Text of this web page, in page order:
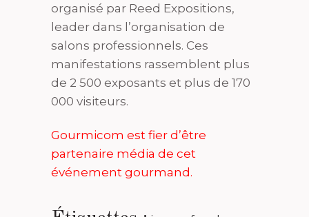
organisé par Reed Expositions,
leader dans l’organisation de
salons professionnels. Ces
manifestations rassemblent plus
de 2 500 exposants et plus de 170
000 visiteurs.
Gourmicom est fier d’être
partenaire média de cet
événement gourmand.